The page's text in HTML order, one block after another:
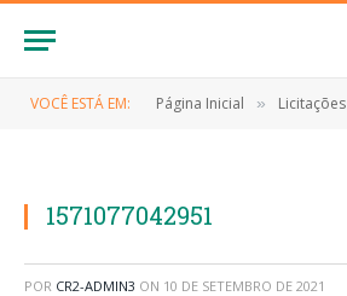
VOCÊ ESTÁ EM: Página Inicial » Licitações
1571077042951
POR CR2-ADMIN3 ON 10 DE SETEMBRO DE 2021